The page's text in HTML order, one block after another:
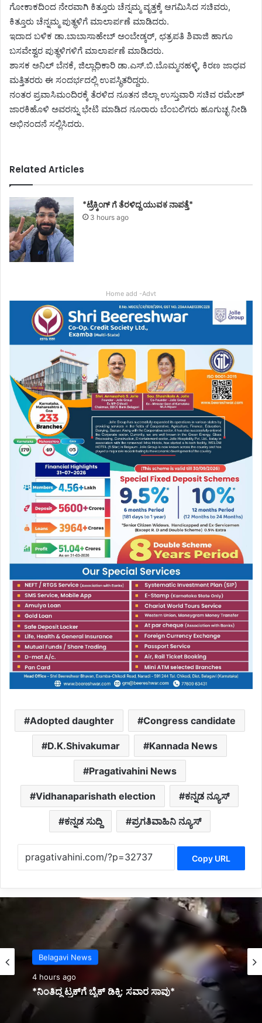
ಗೋಕಾಕದಿಂದ ನೇರವಾಗಿ ಕಿತ್ತೂರು ಚೆನ್ನಮ್ಮ ವೃತ್ತಕ್ಕೆ ಆಗಮಿಸಿದ ಸಚಿವರು,
ಕಿತ್ತೂರು ಚೆನ್ನಮ್ಮ ಪುತ್ಥಳಿಗೆ ಮಾಲಾರ್ಪಣೆ ಮಾಡಿದರು.
ಇದಾದ ಬಳಿಕ ಡಾ.ಬಾಬಾಸಾಹೇಬ್ ಅಂಬೇಡ್ಕರ್, ಛತ್ರಪತಿ ಶಿವಾಜಿ ಹಾಗೂ
ಬಸವೇಶ್ವರ ಪುತ್ಥಳಿಗಳಿಗೆ ಮಾಲಾರ್ಪಣೆ ಮಾಡಿದರು.
ಶಾಸಕ ಅನಿಲ್ ಬೆನಕೆ, ಜಿಲ್ಲಾಧಿಕಾರಿ ಡಾ.ಎಸ್.ಬಿ.ಬೊಮ್ಮನಹಳ್ಳಿ, ಕಿರಣ ಜಾಧವ
ಮತ್ತಿತರರು ಈ ಸಂದರ್ಭದಲ್ಲಿ ಉಪಸ್ಥಿತರಿದ್ದರು.
ನಂತರ ಪ್ರವಾಸಿಮಂದಿರಕ್ಕೆ ತೆರಳಿದ ನೂತನ ಜಿಲ್ಲಾ ಉಸ್ತುವಾರಿ ಸಚಿವ ರಮೇಶ್
ಜಾರಕಿಹೊಳಿ ಅವರನ್ನು ಭೇಟಿ ಮಾಡಿದ ನೂರಾರು ಬೆಂಬಲಿಗರು ಹೂಗುಚ್ಛ ನೀಡಿ
ಅಭಿನಂದನೆ ಸಲ್ಲಿಸಿದರು.
Related Articles
*ಟ್ರೆಕ್ಕಿಂಗ್ ಗೆ ತೆರಳಿದ್ದ ಯುವಕ ನಾಪತ್ತೆ*
3 hours ago
Home add -Advt
Adopted daughter Congress candidate
D.K.Shivakumar Kannada News
Pragativahini News
Vidhanaparishath election ಕನ್ನಡ ನ್ಯೂಸ್
ಕನ್ನಡ ಸುದ್ದಿ ಪ್ರಗತಿವಾಹಿನಿ ನ್ಯೂಸ್
Copy URL
Latest
5 hours ago
*ಉದಯ್‌ಕುಮಾರ್‌ಗೆ ಖಾದ್ರಿ ಶಾಮಣ್ಣ ಪ್ರಶಸ್ತಿ ಪ್ರದಾನ*